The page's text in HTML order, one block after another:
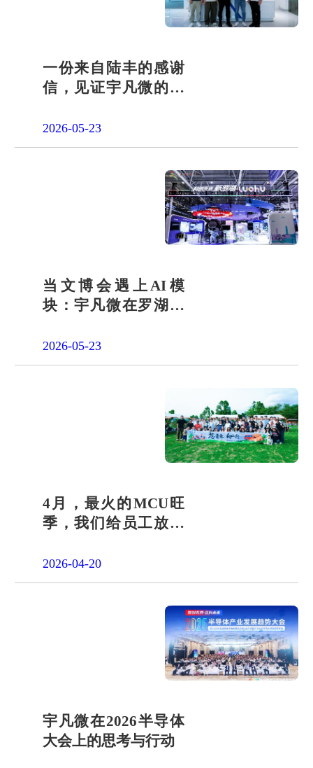
一份来自陆丰的感谢
信，见证宇凡微的社
2026-05-23
当文博会遇上AI模
块：宇凡微在罗湖展
答卷
2026-05-23
4月，最火的MCU旺
季，我们给员工放了
2026-04-20
宇凡微在2026半导体
大会上的思考与行动